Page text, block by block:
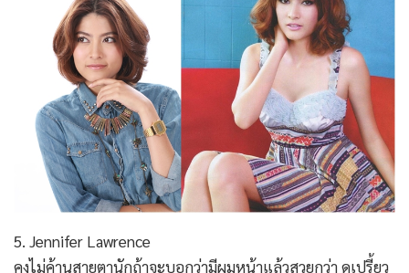
5. Jennifer Lawrence
คงไม่ค้านสายตานักถ้าจะบอกว่ามีผมหน้าแล้วสวยกว่า ดูเปรี้ยว